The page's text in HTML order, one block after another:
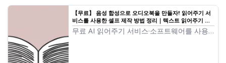
【무료】 음성 합성으로 오디오북을 만들자! 읽어주기 서
비스를 사용한 셀프 제작 방법 정리｜텍스트 읽어주기 소
프트웨어 Ondoku
무료 AI 읽어주기 서비스·소프트웨어를 사용